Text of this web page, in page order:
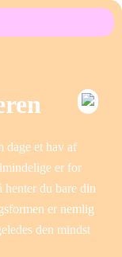
dage et hav af
er for
henter du bare din
er nemlig
den mindst